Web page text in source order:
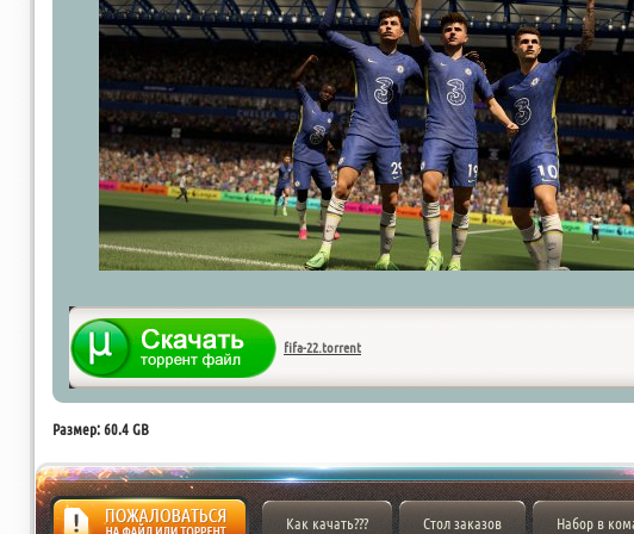
fifa-22.torrent
Размер: 60.4 GB
Как качать??? Стол заказов Набор в